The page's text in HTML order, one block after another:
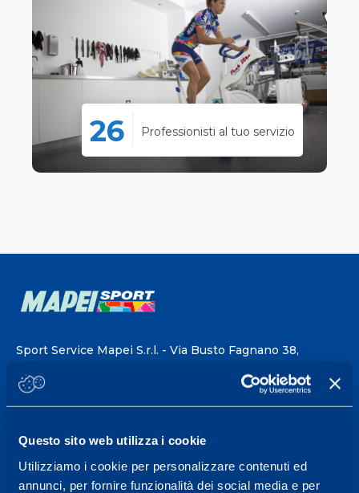
Questo sito web utilizza i cookie
Utilizziamo i cookie per personalizzare contenuti ed
annunci, per fornire funzionalità dei social media e per
26 Professionisti al tuo servizio
Sport Service Mapei S.r.l. - Via Busto Fagnano 38,
To book a visit or for further information call +39
14.30-17.30.
RECEPTION OPENING HOURS